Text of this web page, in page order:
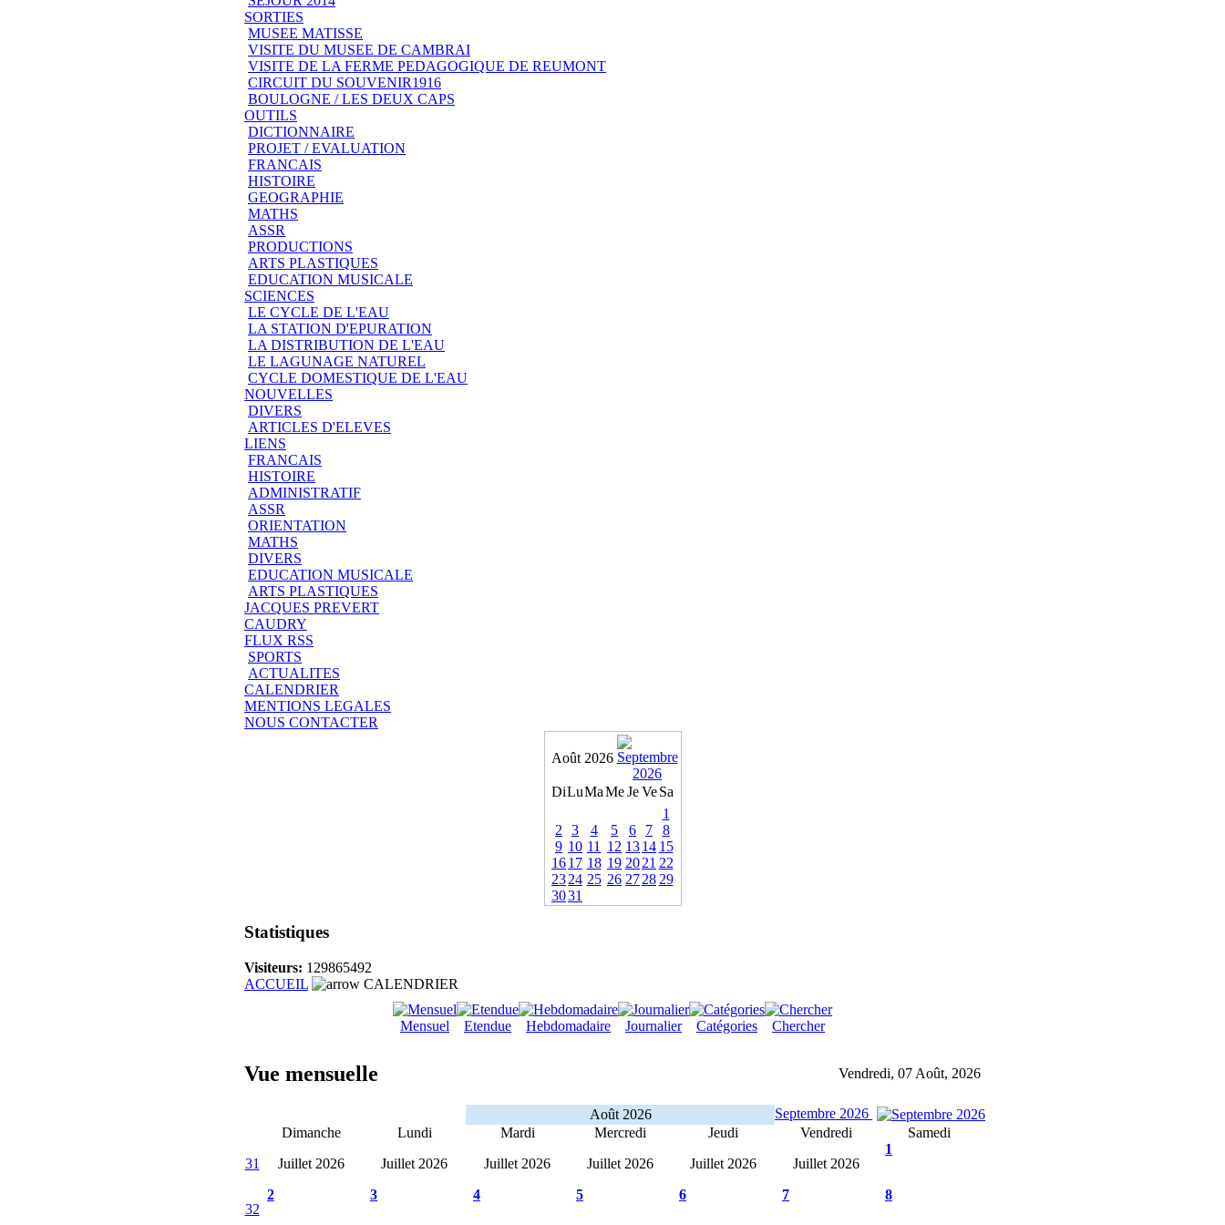
SORTIES
MUSEE MATISSE
VISITE DU MUSEE DE CAMBRAI
VISITE DE LA FERME PEDAGOGIQUE DE REUMONT
CIRCUIT DU SOUVENIR1916
BOULOGNE / LES DEUX CAPS
OUTILS
DICTIONNAIRE
PROJET / EVALUATION
FRANCAIS
HISTOIRE
GEOGRAPHIE
MATHS
ASSR
PRODUCTIONS
ARTS PLASTIQUES
EDUCATION MUSICALE
SCIENCES
LE CYCLE DE L'EAU
LA STATION D'EPURATION
LA DISTRIBUTION DE L'EAU
LE LAGUNAGE NATUREL
CYCLE DOMESTIQUE DE L'EAU
NOUVELLES
DIVERS
ARTICLES D'ELEVES
LIENS
FRANCAIS
HISTOIRE
ADMINISTRATIF
ASSR
ORIENTATION
MATHS
DIVERS
EDUCATION MUSICALE
ARTS PLASTIQUES
JACQUES PREVERT
CAUDRY
FLUX RSS
SPORTS
ACTUALITES
CALENDRIER
MENTIONS LEGALES
NOUS CONTACTER
Août 2026
DiLuMaMe Je Ve Sa
1
2
3 4 5 6 7
8
9 10 11 12 1314 15
1617 18 19 2021 22
2324 25 26 2728 29
3031
Statistiques
Visiteurs: 129865492
ACCUEIL
CALENDRIER
Mensuel Etendue Hebdomadaire Journalier Catégories Chercher
Vue mensuelle Vendredi, 07 Août, 2026
Août 2026
Septembre 2026
Dimanche
Lundi Mardi Mercredi Jeudi Vendredi
Samedi
31
Juillet 2026 Juillet 2026 Juillet 2026 Juillet 2026 Juillet 2026 Juillet 2026
1
32
2 3 4 5 6 7 8